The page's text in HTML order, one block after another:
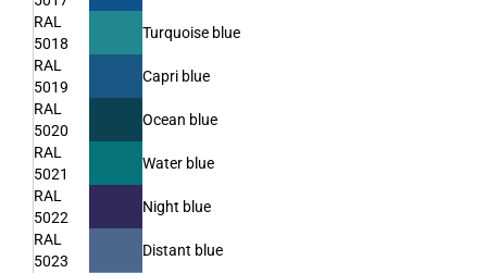
RAL
5018
Turquoise blue
RAL
5019
Capri blue
RAL
5020
Ocean blue
RAL
5021
Water blue
RAL
5022
Night blue
RAL
5023
Distant blue